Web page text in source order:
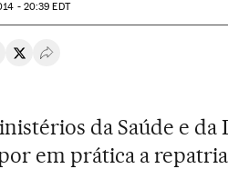
- 20:39 EDT
en Whatsapp
en Facebook
Compartir en Twitter
Desplegar Redes Sociales
da Saúde e da
em prática a